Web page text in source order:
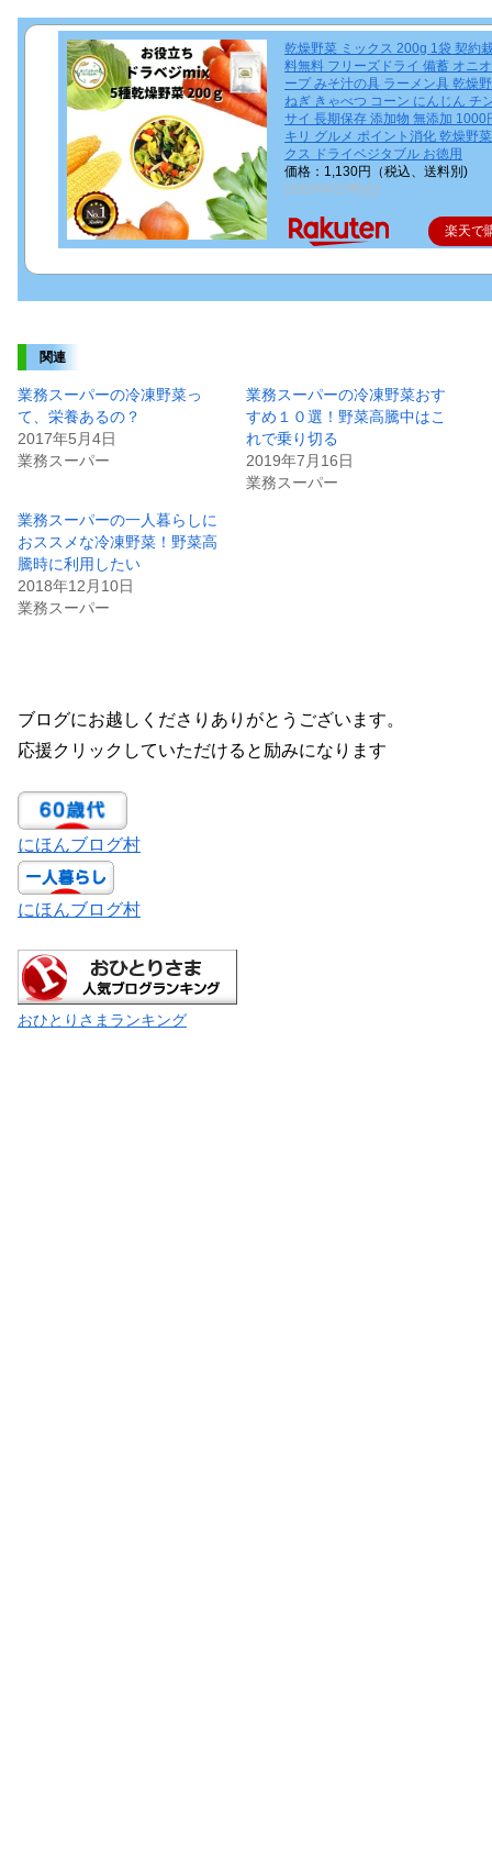
乾燥野菜 ミックス 200g 1袋 契約
料無料 フリーズドライ 備蓄 オニ
ープ みそ汁の具 ラーメン具 乾燥
ねぎ きゃべつ コーン にんじん チ
サイ 長期保存 添加物 無添加 1000
キリ グルメ ポイント消化 乾燥野
クス ドライベジタブル お徳用
価格：1,130円（税込、送料別)
(2024/4/27時点)
楽天で
関連
業務スーパーの冷凍野菜っ
て、栄養あるの？
2017年5月4日
業務スーパー
業務スーパーの冷凍野菜おす
すめ１０選！野菜高騰中はこ
れで乗り切る
2019年7月16日
業務スーパー
業務スーパーの一人暮らしに
おススメな冷凍野菜！野菜高
騰時に利用したい
2018年12月10日
業務スーパー
ブログにお越しくださりありがとうございます。
応援クリックしていただけると励みになります
にほんブログ村
にほんブログ村
おひとりさまランキング